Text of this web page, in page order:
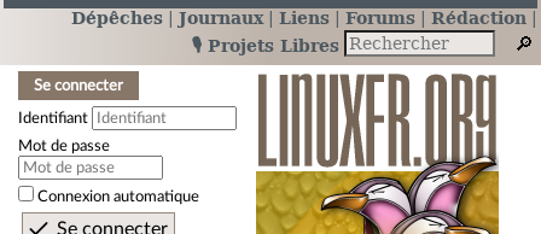
Dépêches Journaux Liens Forums
Rédaction
🎙️ Projets Libres
Se connecter
Identifiant
Mot de passe
Connexion automatique